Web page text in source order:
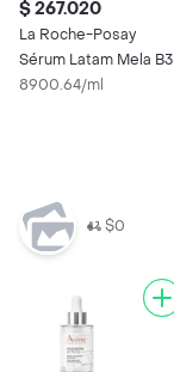
$ 267.020
La Roche-Posay
Sérum Latam Mela B3
8900.64/ml
$0